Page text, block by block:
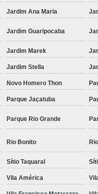
Jardim Ana Maria
Jardim Guaripocaba
Jardim Marek
Jardim Stella
Novo Homero Thon
Parque Jaçatuba
Parque Rio Grande
Rio Bonito
Sítio Taquaral
Vila América